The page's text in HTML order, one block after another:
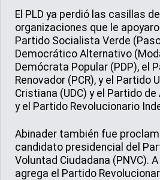
El PLD ya perdió las casillas
organizaciones que le
Partido Socialista Verde
Democrático Alternativo
Demócrata Popular (PDP), el
Renovador (PCR), y el Partido
Cristiana (UDC) y el Partido
y el Partido Revolucionario
Abinader también fue
candidato presidencial del
Voluntad Ciudadana (PNVC).
agrega el Partido